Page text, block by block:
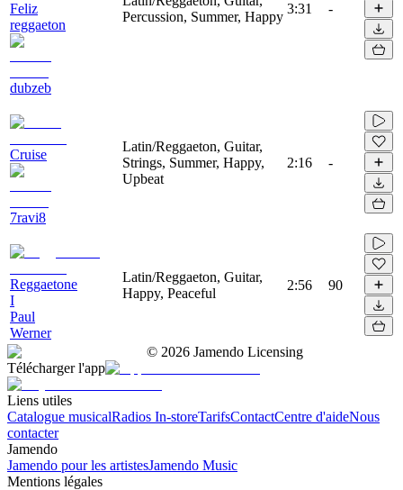
Feliz
reggaeton
dubzeb
Percussion, Summer, Happy
3:31 -
Cruise
7ravi8
Latin/Reggaeton, Guitar,
Strings, Summer, Happy,
Upbeat
2:16 -
Reggaetone
I
Paul
Werner
Latin/Reggaeton, Guitar,
Happy, Peaceful
2:56 90
© 2026 Jamendo Licensing
Télécharger l'app
Liens utiles
Catalogue musicalRadios In-storeTarifsContactCentre d'aideNous
contacter
Jamendo
Jamendo pour les artistesJamendo Music
Mentions légales